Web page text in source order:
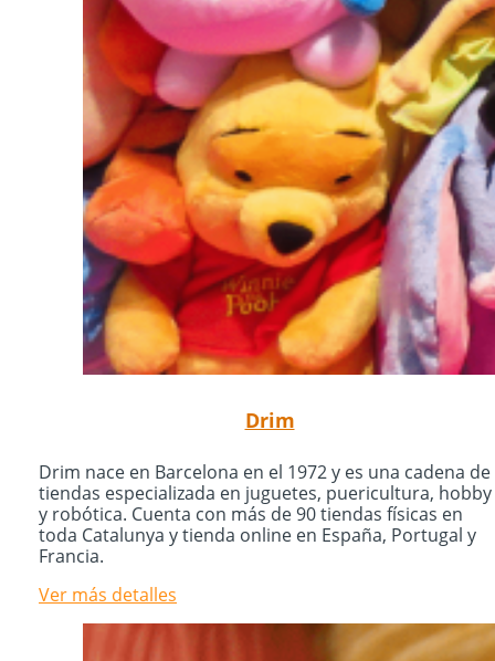
Drim
Drim nace en Barcelona en el 1972 y es una cadena de
tiendas especializada en juguetes, puericultura, hobby
y robótica. Cuenta con más de 90 tiendas físicas en
toda Catalunya y tienda online en España, Portugal y
Francia.
Ver más detalles